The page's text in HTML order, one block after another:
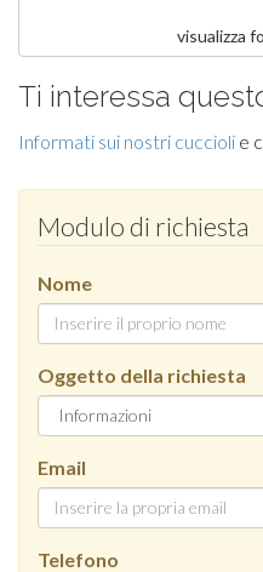
visualizza
Ti interessa
Informati sui nostri cuccioli e
Modulo di richiesta
Nome
Oggetto della richiesta
Email
Telefono